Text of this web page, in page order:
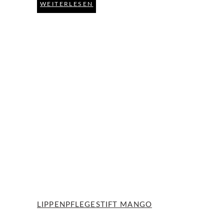
WEITERLESEN
LIPPENPFLEGESTIFT MANGO